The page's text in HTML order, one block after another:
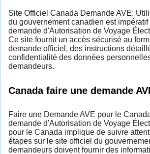
Site Officiel Canada Demande AVE:
du gouvernement canadien est impératif
demande d'Autorisation de Voyage
Ce site fournit un accès sécurisé au
demande officiel, des instructions
confidentialité des données
demandeurs.
Canada faire une demande
Faire une Demande AVE pour le
demande d'Autorisation de Voyage
pour le Canada implique de suivre
étapes sur le site officiel du
demandeurs doivent fournir des